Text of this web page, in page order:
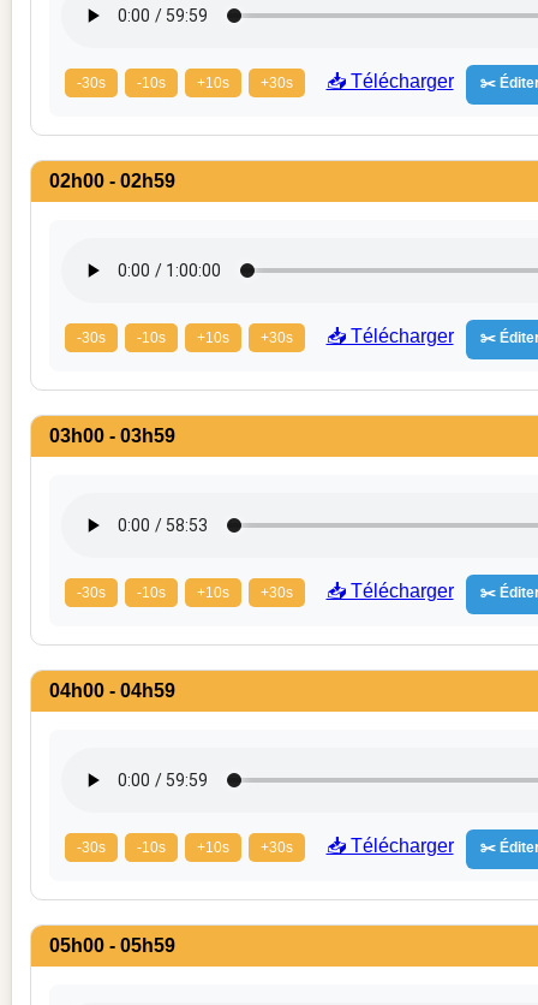
-30s -10s +10s +30s 📥 Télécharger ✂️
02h00 - 02h59
-30s -10s +10s +30s 📥 Télécharger ✂️
03h00 - 03h59
-30s -10s +10s +30s 📥 Télécharger ✂️
04h00 - 04h59
-30s -10s +10s +30s 📥 Télécharger ✂️
05h00 - 05h59